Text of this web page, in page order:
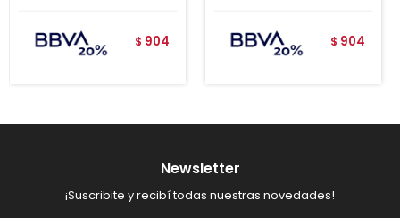
$ 904 $ 904
Newsletter
¡Suscribite y recibí todas nuestras novedades!